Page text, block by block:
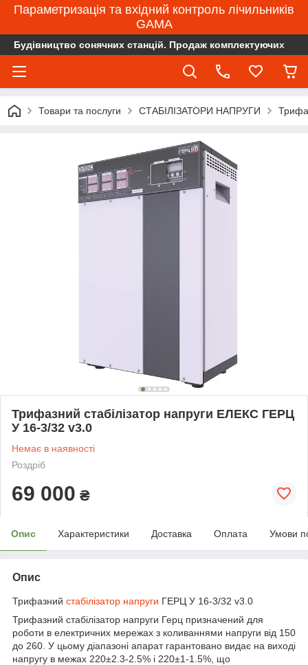
Параметризація та вхідний контроль лічильників
GAMA
Будівництво сонячних станцій. Продаж комплектуючих
Товари та послуги СТАБІЛІЗАТОРИ НАПРУГИ
Трифазний стабілізатор напруги ЕЛЕКС ГЕРЦ
У 16-3/32 v3.0
Немає в наявності
Роздріб
69 000 ₴
Опис Характеристики Доставка Оплата Умови
Опис
Трифазний стабілізатор напруги ГЕРЦ У 16-3/32 v3.0
Трифазний стабілізатор напруги Герц призначений для
роботи в електричних мережах з коливаннями напруги від 150
до 260. У цьому діапазоні апарат гарантовано видає на виході
напругу в межах 220±2.3-2.5% і 220±1-1.5%, що